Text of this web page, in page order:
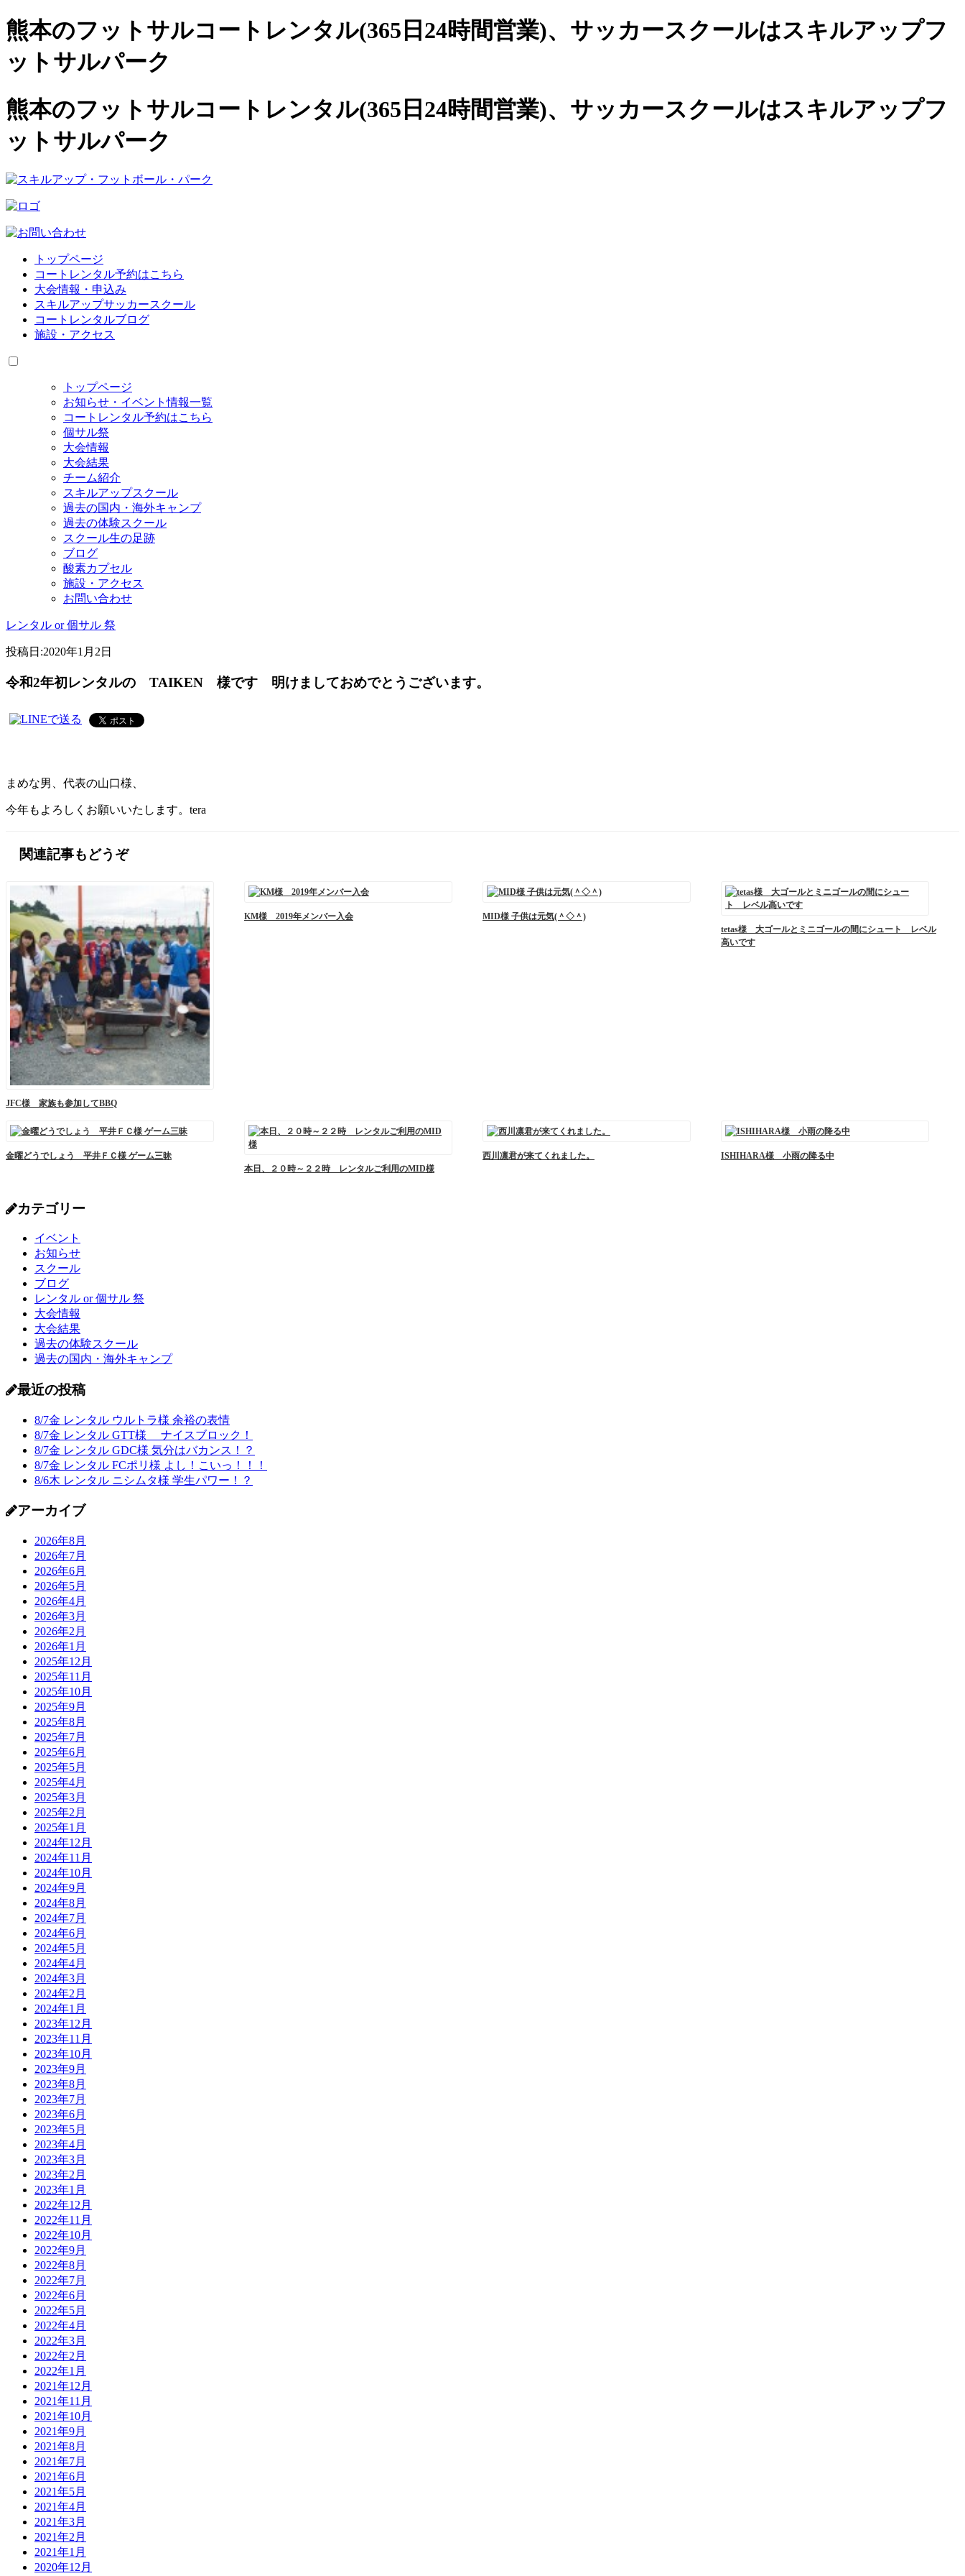
熊本のフットサルコートレンタル(365日24時間営業)、 サッカースクールはスキルアップフ
ットサルパーク
熊本のフットサルコートレンタル(365日24時間営業)、サッカースクールはスキルアップフ
ットサルパーク
トップページ
コートレンタル予約はこちら
大会情報・申込み
スキルアップサッカースクール
コートレンタルブログ
施設・アクセス
トップページ
お知らせ・イベント情報一覧
コートレンタル予約はこちら
個サル祭
大会情報
大会結果
チーム紹介
スキルアップスクール
過去の国内・海外キャンプ
過去の体験スクール
スクール生の足跡
ブログ
酸素カプセル
施設・アクセス
お問い合わせ
レンタル or 個サル 祭
投稿日:2020年1月2日
令和2年初レンタルの TAIKEN 様です 明けましておめでとうございます。
まめな男、代表の山口様、
今年もよろしくお願いいたします。tera
関連記事もどうぞ
JFC様 家族も参加してBBQ
KM様 2019年メンバー入会
MID様 子供は元気(＾◇＾)
tetas様 大ゴールとミニゴールの間にシュート レベル
高いです
金曜どうでしょう 平井ＦＣ様 ゲーム三昧
本日、２０時～２２時 レンタルご利用のMID様
西川凛君が来てくれました。 ISHIHARA様 小雨の降る中
カテゴリー
イベント
お知らせ
スクール
ブログ
レンタル or 個サル 祭
大会情報
大会結果
過去の体験スクール
過去の国内・海外キャンプ
最近の投稿
8/7金 レンタル ウルトラ様 余裕の表情
8/7金 レンタル GTT様 ナイスブロック！
8/7金 レンタル GDC様 気分はバカンス！？
8/7金 レンタル FCポリ様 よし！こいっ！！！
8/6木 レンタル ニシムタ様 学生パワー！？
アーカイブ
2026年8月
2026年7月
2026年6月
2026年5月
2026年4月
2026年3月
2026年2月
2026年1月
2025年12月
2025年11月
2025年10月
2025年9月
2025年8月
2025年7月
2025年6月
2025年5月
2025年4月
2025年3月
2025年2月
2025年1月
2024年12月
2024年11月
2024年10月
2024年9月
2024年8月
2024年7月
2024年6月
2024年5月
2024年4月
2024年3月
2024年2月
2024年1月
2023年12月
2023年11月
2023年10月
2023年9月
2023年8月
2023年7月
2023年6月
2023年5月
2023年4月
2023年3月
2023年2月
2023年1月
2022年12月
2022年11月
2022年10月
2022年9月
2022年8月
2022年7月
2022年6月
2022年5月
2022年4月
2022年3月
2022年2月
2022年1月
2021年12月
2021年11月
2021年10月
2021年9月
2021年8月
2021年7月
2021年6月
2021年5月
2021年4月
2021年3月
2021年2月
2021年1月
2020年12月